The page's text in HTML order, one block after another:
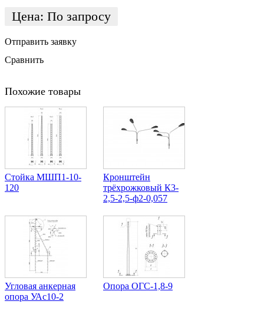
Цена: По запросу
Отправить заявку
Сравнить
Похожие товары
Стойка МШП1-10-
120
Кронштейн
трёхрожковый К3-
2,5-2,5-ф2-0,057
Угловая анкерная
опора УАс10-2
Опора ОГС-1,8-9